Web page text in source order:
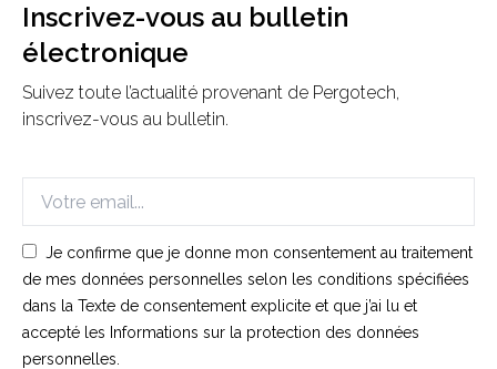
Inscrivez-vous au bulletin
électronique
Suivez toute l’actualité provenant de Pergotech,
inscrivez-vous au bulletin.
Je confirme que je donne mon consentement au traitement
de mes données personnelles selon les conditions spécifiées
dans la Texte de consentement explicite et que j’ai lu et
accepté les Informations sur la protection des données
personnelles.